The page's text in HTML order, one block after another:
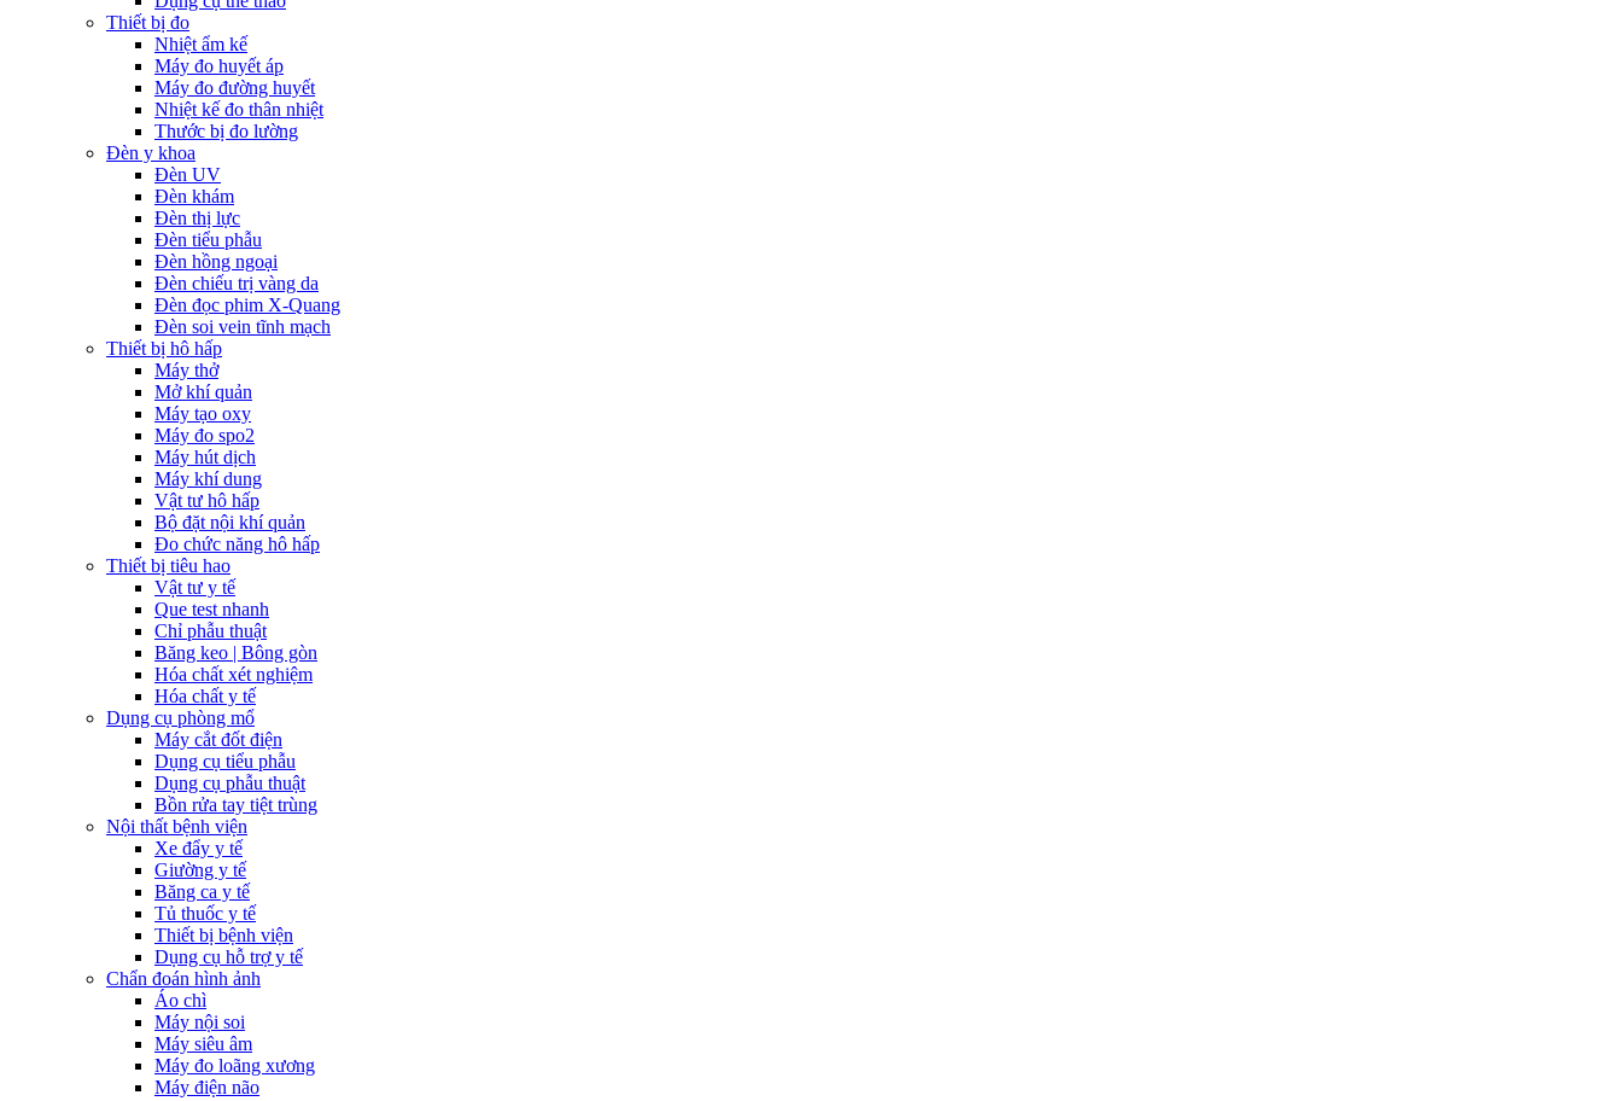
Thiết bị đo
Nhiệt ẩm kế
Máy đo huyết áp
Máy đo đường huyết
Nhiệt kế đo thân nhiệt
Thước bị đo lường
Đèn y khoa
Đèn UV
Đèn khám
Đèn thị lực
Đèn tiểu phẫu
Đèn hồng ngoại
Đèn chiếu trị vàng da
Đèn đọc phim X-Quang
Đèn soi vein tĩnh mạch
Thiết bị hô hấp
Máy thở
Mở khí quản
Máy tạo oxy
Máy đo spo2
Máy hút dịch
Máy khí dung
Vật tư hô hấp
Bộ đặt nội khí quản
Đo chức năng hô hấp
Thiết bị tiêu hao
Vật tư y tế
Que test nhanh
Chỉ phẫu thuật
Băng keo | Bông gòn
Hóa chất xét nghiệm
Hóa chất y tế
Dụng cụ phòng mổ
Máy cắt đốt điện
Dụng cụ tiểu phẫu
Dụng cụ phẫu thuật
Bồn rửa tay tiệt trùng
Nội thất bệnh viện
Xe đẩy y tế
Giường y tế
Băng ca y tế
Tủ thuốc y tế
Thiết bị bệnh viện
Dụng cụ hỗ trợ y tế
Chẩn đoán hình ảnh
Áo chì
Máy nội soi
Máy siêu âm
Máy đo loãng xương
Máy điện não